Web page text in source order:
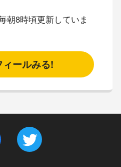
朝8時頃更新していま
ィールみる!